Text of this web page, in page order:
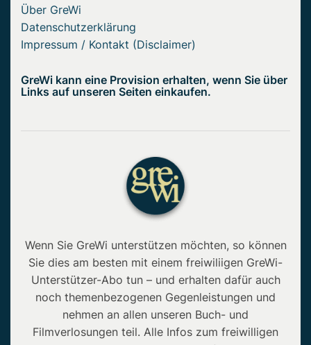
Über GreWi
Datenschutzerklärung
Impressum / Kontakt (Disclaimer)
GreWi kann eine Provision erhalten, wenn Sie über
Links auf unseren Seiten einkaufen.
Wenn Sie GreWi unterstützen möchten, so können
Sie dies am besten mit einem freiwiliigen GreWi-
Unterstützer-Abo tun – und erhalten dafür auch
noch themenbezogenen Gegenleistungen und
nehmen an allen unseren Buch- und
Filmverlosungen teil. Alle Infos zum freiwilligen